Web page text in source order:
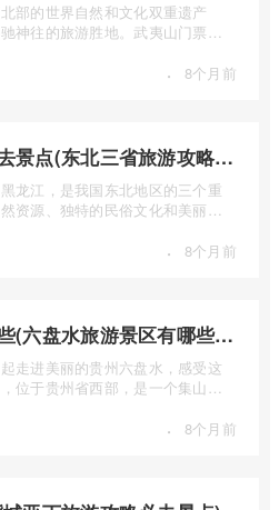
部的世界自然和文化双重遗产
神往的旅游胜地。武夷山门票多
· 8个月前
东北三省旅游攻略必去景点(东北三省旅游攻略必去景点视频介绍)
龙江，是我国东北地区的三个重
资源、独特的民俗文化和美丽的
· 8个月前
六盘水旅游景区有哪些(六盘水旅游景区有哪些景点值得去)
走进美丽的贵州六盘水，感受这
位于贵州省西部，是一个集山水
· 8个月前